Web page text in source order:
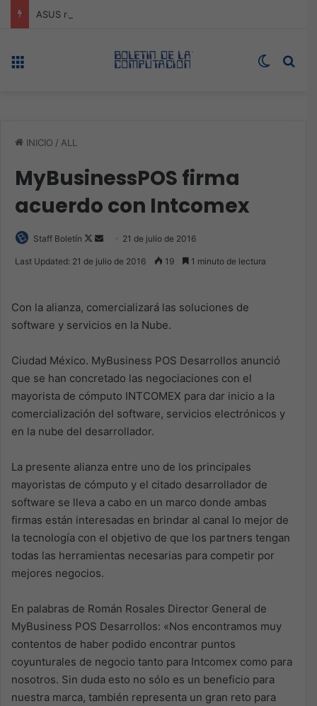
Switch
INICIO / ALL
MyBusinessPOS firma
acuerdo con Intcomex
Staff Boletín
Follow
Send 21 de julio de 2016
Last Updated: 21 de julio de 2016 19 1 minuto de lectura
Con la alianza, comercializará las soluciones de
software y servicios en la Nube.
Ciudad México. MyBusiness POS Desarrollos anunció
que se han concretado las negociaciones con el
mayorista de cómputo INTCOMEX para dar inicio a la
comercialización del software, servicios electrónicos y
en la nube del desarrollador.
La presente alianza entre uno de los principales
mayoristas de cómputo y el citado desarrollador de
software se lleva a cabo en un marco donde ambas
firmas están interesadas en brindar al canal lo mejor de
la tecnología con el objetivo de que los partners tengan
todas las herramientas necesarias para competir por
mejores negocios.
En palabras de Román Rosales Director General de
MyBusiness POS Desarrollos: «Nos encontramos muy
contentos de haber podido encontrar puntos
coyunturales de negocio tanto para Intcomex como para
nosotros. Sin duda esto no sólo es un beneficio para
nuestra marca, también representa un gran reto para